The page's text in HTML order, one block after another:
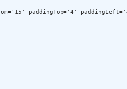
paddingTop='4'